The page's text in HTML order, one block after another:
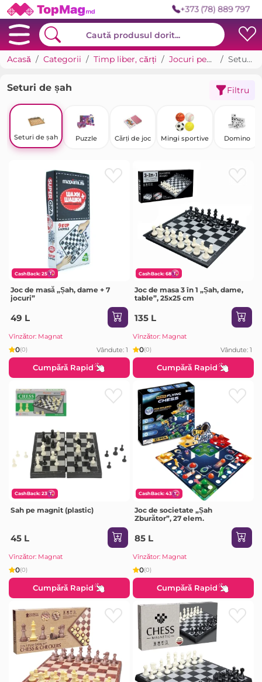
+373 (78) 889 797
Acasă Categorii Timp liber, cărți Jocuri pentru grupuri Seturi de șah
Seturi de șah Filtru
Seturi de șah Puzzle Cărți de joc Mingi sportive Domino
CashBack: 25
Joc de masă „Șah, dame + 7
jocuri”
49 L
Vînzător: Magnat
0(0) Vândute: 1
Cumpără Rapid
CashBack: 68
Joc de masa 3 în 1 „Șah, dame,
table”, 25x25 cm
135 L
Vînzător: Magnat
0(0) Vândute: 1
Cumpără Rapid
CashBack: 23
Sah pe magnit (plastic)
45 L
Vînzător: Magnat
0(0)
Cumpără Rapid
CashBack: 43
Joc de societate „Șah
Zburător”, 27 elem.
85 L
Vînzător: Magnat
0(0)
Cumpără Rapid